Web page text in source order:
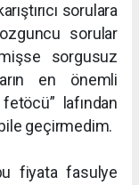
sorulara
sorular
sorgusuz
en önemli
fetöcü” lafından
geçirmedim.
fiyata fasulye